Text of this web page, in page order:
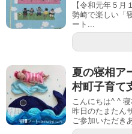
【令和元年５
勢崎で楽しい「
ート...
夏の寝相ア
村町子育て
こんにちは^ ^
昨日のたまたん
ご参加いただき